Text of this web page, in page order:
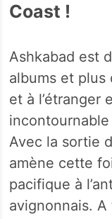
Coast !
Ashkabad est
albums et
et à l’étranger
Avec la sortie
amène cette
pacifique à
avignonnais.